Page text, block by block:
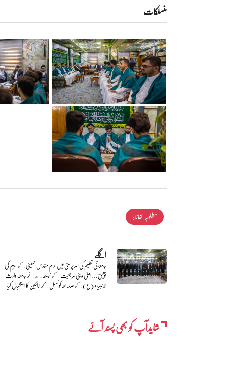
منسلکات
مطلوبہ الفاظ :
اگلے
جامعاتی تعلیم کی سرپرستی میں حرم مقدس حسینی کے عزم کی
توثیق… اعلیٰ دینی مرجعیت کے نمائندے نے جامعہ وارث
الانبیاء (ع) کے صدر اور کونسل کے اراکین کا استقبال کیا
شایدآپ کو بھی پسند آئے